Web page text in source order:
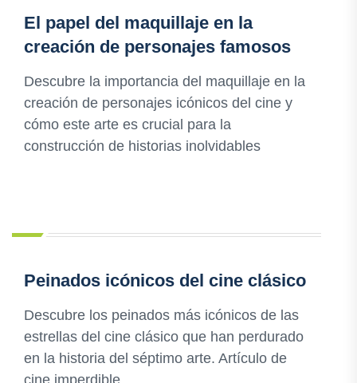
El papel del maquillaje en la
creación de personajes famosos
Descubre la importancia del maquillaje en la
creación de personajes icónicos del cine y
cómo este arte es crucial para la
construcción de historias inolvidables
Peinados icónicos del cine clásico
Descubre los peinados más icónicos de las
estrellas del cine clásico que han perdurado
en la historia del séptimo arte. Artículo de